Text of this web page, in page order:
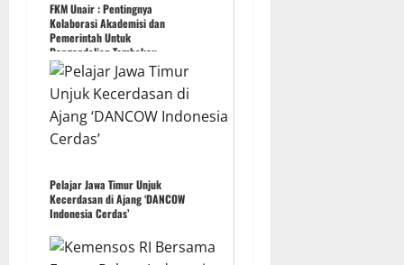
FKM Unair : Pentingnya
Kolaborasi Akademisi dan
Pemerintah Untuk
Pengendalian Tembakau
Pelajar Jawa Timur Unjuk
Kecerdasan di Ajang ‘DANCOW
Indonesia Cerdas’